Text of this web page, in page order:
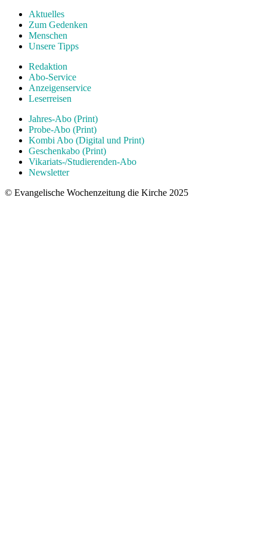
Aktuelles
Zum Gedenken
Menschen
Unsere Tipps
Redaktion
Abo-Service
Anzeigenservice
Leserreisen
Jahres-Abo (Print)
Probe-Abo (Print)
Kombi Abo (Digital und Print)
Geschenkabo (Print)
Vikariats-/Studierenden-Abo
Newsletter
© Evangelische Wochenzeitung die Kirche 2025